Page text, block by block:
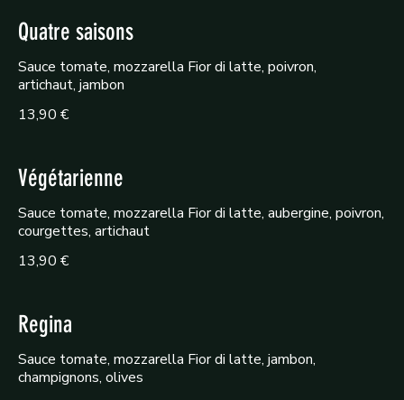
Quatre saisons
Sauce tomate, mozzarella Fior di latte, poivron,
artichaut, jambon
13,90 €
Végétarienne
Sauce tomate, mozzarella Fior di latte, aubergine, poivron,
courgettes, artichaut
13,90 €
Regina
Sauce tomate, mozzarella Fior di latte, jambon,
champignons, olives